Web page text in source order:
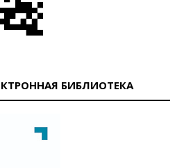
БИБЛИОТЕКА